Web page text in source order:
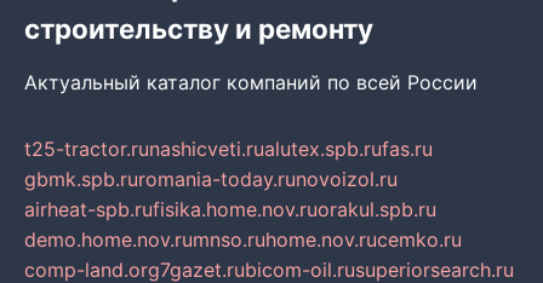
строительству и ремонту
Актуальный каталог компаний по всей России
t25-tractor.runashicveti.rualutex.spb.rufas.ru
gbmk.spb.ruromania-today.runovoizol.ru
airheat-spb.rufisika.home.nov.ruorakul.spb.ru
demo.home.nov.rumnso.ruhome.nov.rucemko.ru
comp-land.org7gazet.rubicom-oil.rusuperiorsearch.ru